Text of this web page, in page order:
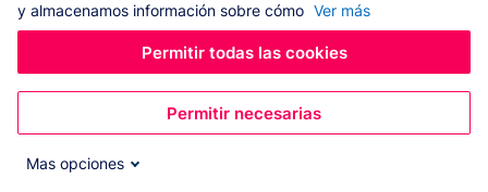
y almacenamos información sobre cómo Ver más
Permitir todas las cookies
Permitir necesarias
Mas opciones